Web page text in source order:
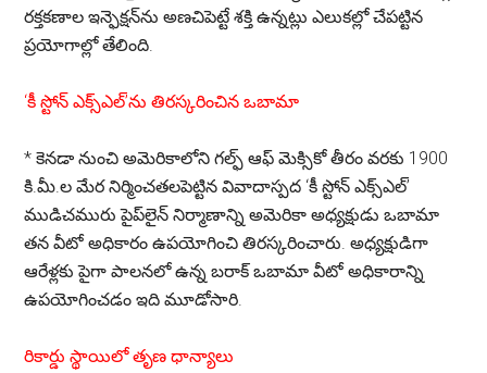
రక్తకణాల ఇన్ఫెక్షన్‌ను అణచిపెట్టే శక్తి ఉన్నట్లు ఎలుకల్లో చేపట్టిన
ప్రయోగాల్లో తేలింది.
‘కీ స్టోన్ ఎక్స్ఎల్‌’ను తిరస్కరించిన ఒబామా
* కెనడా నుంచి అమెరికాలోని గల్ఫ్ ఆఫ్ మెక్సికో తీరం వరకు 1900
కి.మీ.ల మేర నిర్మించతలపెట్టిన వివాదాస్పద ‘కీ స్టోన్ ఎక్స్ఎల్’
ముడిచమురు పైప్‌లైన్ నిర్మాణాన్ని అమెరికా అధ్యక్షుడు ఒబామా
తన వీటో అధికారం ఉపయోగించి తిరస్కరించారు. అధ్యక్షుడిగా
ఆరేళ్లకు పైగా పాలనలో ఉన్న బరాక్ ఒబామా వీటో అధికారాన్ని
ఉపయోగించడం ఇది మూడోసారి.
రికార్డు స్థాయిలో తృణ ధాన్యాలు